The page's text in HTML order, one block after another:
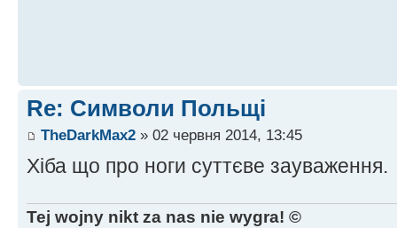
Re: Символи Польщі
TheDarkMax2 » 02 червня 2014, 13:45
Хіба що про ноги суттєве зауваження.
Tej wojny nikt za nas nie wygra! ©